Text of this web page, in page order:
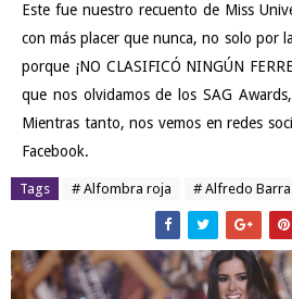
Este fue nuestro recuento de Miss
con más placer que nunca, no solo por
porque ¡NO CLASIFICÓ NINGÚN
que nos olvidamos de los SAG
Mientras tanto, nos vemos en redes
Facebook.
Tags # Alfombra roja # Alfredo